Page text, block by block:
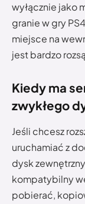
wyłącznie jako
granie w gry
miejsce na
jest bardzo
Kiedy ma
zwykłego
Jeśli chcesz
uruchamiać z
dysk
kompatybilny
pobierać,